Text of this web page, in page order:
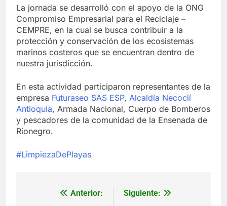
La jornada se desarrolló con el apoyo de la ONG
Compromiso Empresarial para el Reciclaje –
CEMPRE, en la cual se busca contribuir a la
protección y conservación de los ecosistemas
marinos costeros que se encuentran dentro de
nuestra jurisdicción.
En esta actividad participaron representantes de la
empresa Futuraseo SAS ESP, Alcaldía Necoclí
Antioquia, Armada Nacional, Cuerpo de Bomberos
y pescadores de la comunidad de la Ensenada de
Rionegro.
#LimpiezaDePlayas
Navegación
Anterior:
Siguiente: